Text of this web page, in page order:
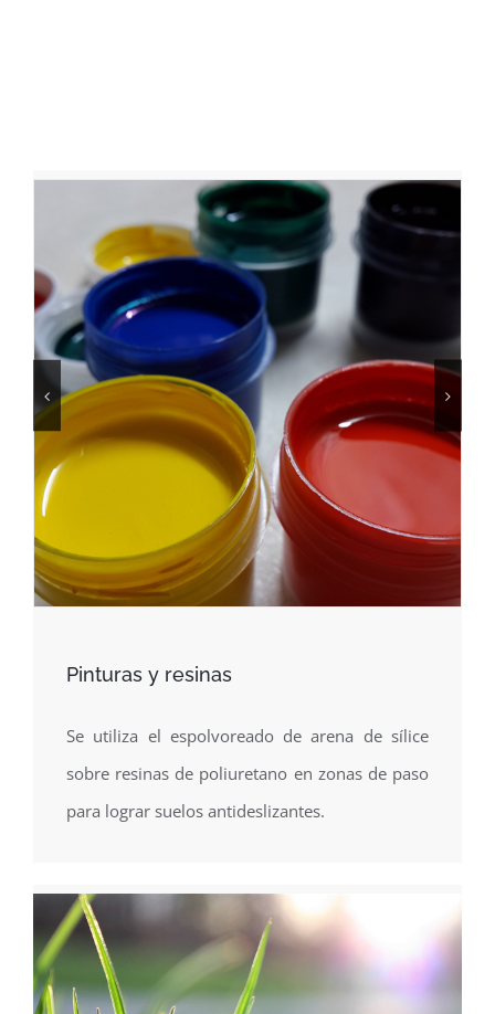
Pinturas y resinas
Se utiliza el espolvoreado de arena de sílice
sobre resinas de poliuretano en zonas de paso
para lograr suelos antideslizantes.